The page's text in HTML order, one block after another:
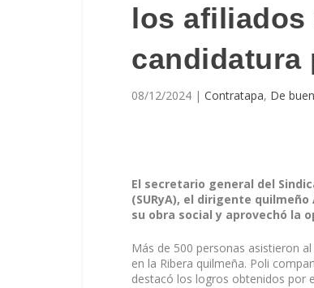
los afiliados
candidatura
08/12/2024 | Contratapa, De
El secretario general del
(SURyA), el dirigente
su obra social y aprovechó la
Más de 500 personas asistieron
en la Ribera quilmeña. Poli
destacó los logros obtenidos por